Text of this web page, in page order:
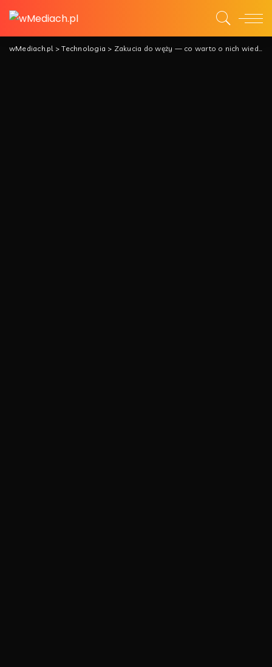
wMediach.pl>Technologia > Zakucia do węży — co warto o nich wiedzieć?